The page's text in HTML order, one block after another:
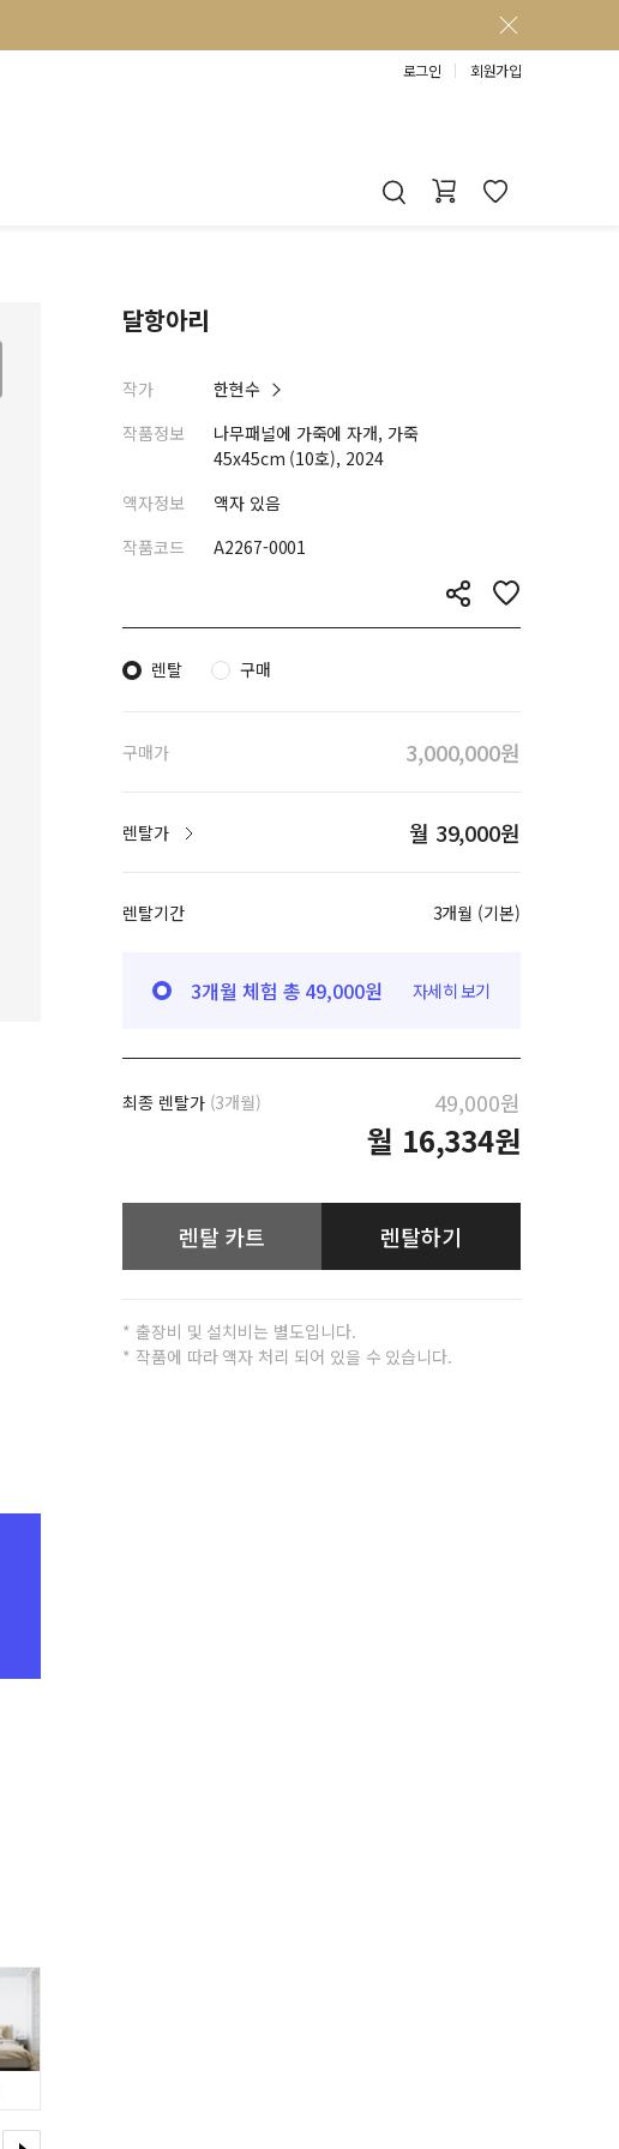
로그인 회원가입
달항아리
작가
한현수
작품정보
나무패널에 가죽에 자개, 가죽
45x45cm (10호), 2024
액자정보
액자 있음
작품코드
A2267-0001
렌탈 구매
구매가 3,000,000원
렌탈가 월 39,000원
렌탈기간 3개월 (기본)
3개월 체험 총 49,000원 자세히 보기
최종 렌탈가(3개월) 49,000원
월 16,334원
렌탈 카트 렌탈하기
* 출장비 및 설치비는 별도입니다.
* 작품에 따라 액자 처리 되어 있을 수 있습니다.